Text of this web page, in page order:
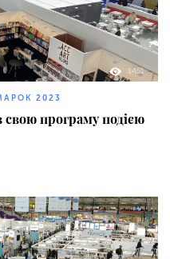
1451
2023
програму подією